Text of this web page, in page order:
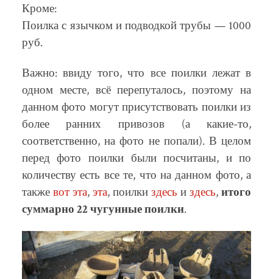
Кроме:
Поилка с язычком и подводкой трубы — 1000
руб.
Важно: ввиду того, что все поилки лежат в
одном месте, всё перепуталось, поэтому на
данном фото могут присутствовать поилки из
более ранних привозов (а какие-то,
соответственно, на фото не попали). В целом
перед фото поилки были посчитаны, и по
количеству есть все те, что на данном фото, а
также вот эта, эта, поилкиздесь издесь, итого
суммарно 22 чугунные поилки.